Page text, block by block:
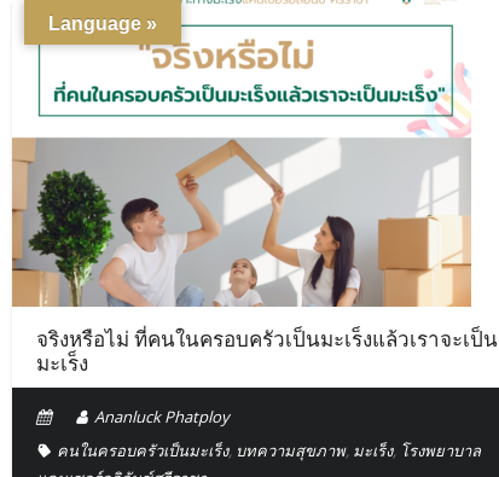
จริงหรือไม่ ที่คนในครอบครัวเป็นมะเร็งแล้วเราจะเป็น
มะเร็ง
Ananluck Phatploy
คนในครอบครัวเป็นมะเร็ง, บทความสุขภาพ, มะเร็ง, โรงพยาบาล
Language »